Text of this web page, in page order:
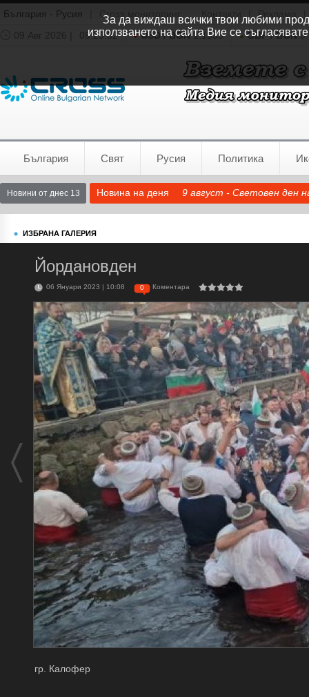
България - Русия Cross мониторинг Реклама
09 Авг 2026 |
09:25:32 USD / BGN1.1535 GBP / BGN
България Свят Русия Политика
Новини от днес 13 Новина на деня 9 август - Световен ден
ИЗБРАНА ГАЛЕРИЯ
Йордановден
06 Януари 2023 | 10:08 0 Коментара
гр. Калофер
За да виждаш всички твои любими
използването на сайта Вие се